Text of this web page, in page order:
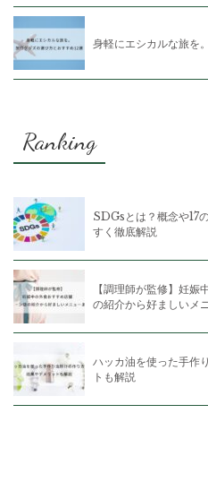
身軽にエシカルな旅を
Ranking
SDGsとは？概念や17
すく徹底解説
【調理師が監修】妊
の紹介から好ましいメ
ハッカ油を使った手作
トも解説